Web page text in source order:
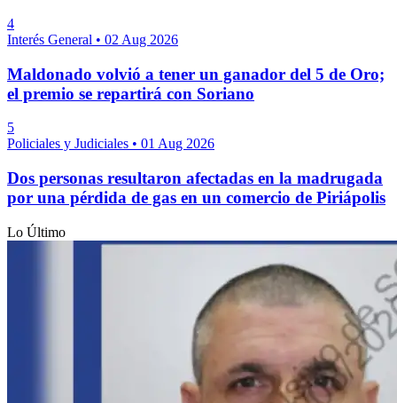
4
Interés General • 02 Aug 2026
Maldonado volvió a tener un ganador del 5 de Oro;
el premio se repartirá con Soriano
5
Policiales y Judiciales • 01 Aug 2026
Dos personas resultaron afectadas en la madrugada
por una pérdida de gas en un comercio de Piriápolis
Lo Último